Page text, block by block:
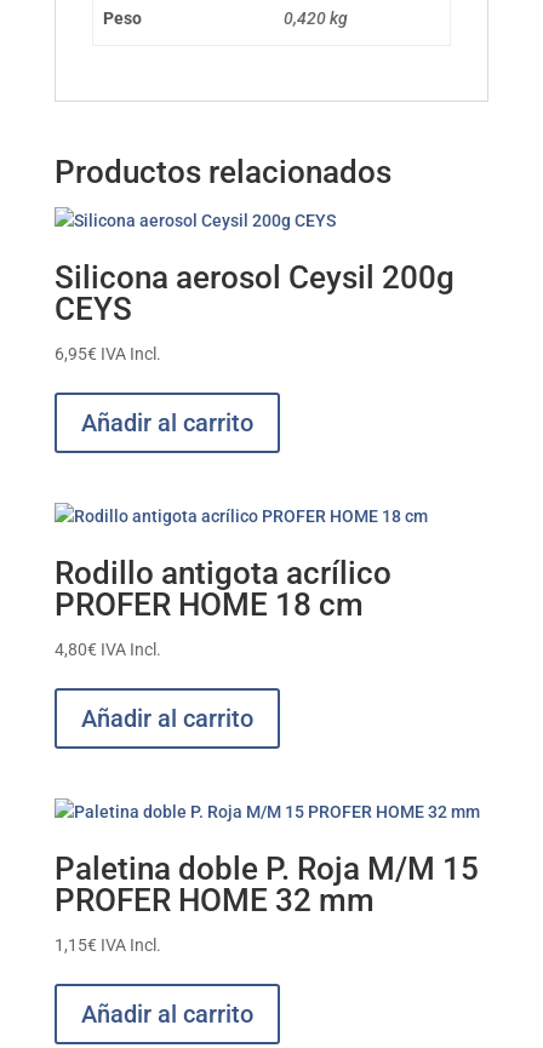
Peso 0,420 kg
Productos relacionados
Silicona aerosol Ceysil 200g
CEYS
6,95€ IVA Incl.
Añadir al carrito
Rodillo antigota acrílico
PROFER HOME 18 cm
4,80€ IVA Incl.
Añadir al carrito
Paletina doble P. Roja M/M 15
PROFER HOME 32 mm
1,15€ IVA Incl.
Añadir al carrito